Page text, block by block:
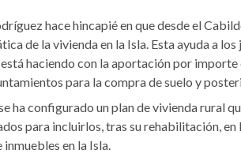
hace hincapié en que desde el
de la vivienda en la Isla. Esta ayuda a
está haciendo con la aportación por
para la compra de suelo y
ha configurado un plan de vivienda rural
para incluirlos, tras su rehabilitación,
en la Isla.